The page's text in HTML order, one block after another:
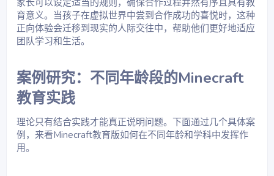
家长可以设定适当的规则，确保合作过程井然有序且具有教
育意义。当孩子在虚拟世界中尝到合作成功的喜悦时，这种
正向体验会迁移到现实的人际交往中，帮助他们更好地适应
团队学习和生活。
案例研究：不同年龄段的Minecraft
教育实践​
理论只有结合实践才能真正说明问题。下面通过几个具体案
例，来看Minecraft教育版如何在不同年龄和学科中发挥作
用。